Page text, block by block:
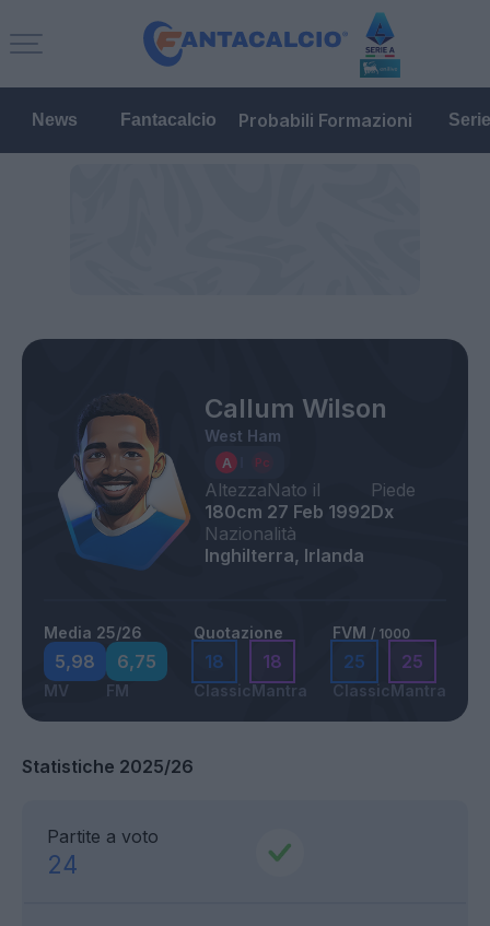
News Fantacalcio Probabili Formazioni
Callum Wilson
West Ham
Altezza
180cm
Nato il
27 Feb 1992
Piede
Dx
Nazionalità
Inghilterra, Irlanda
Media 25/26
5,98
MV
6,75
FM
Quotazione
18
Classic
18
Mantra
FVM / 1000
25
Classic
25
Mantra
Statistiche 2025/26
Partite a voto
24